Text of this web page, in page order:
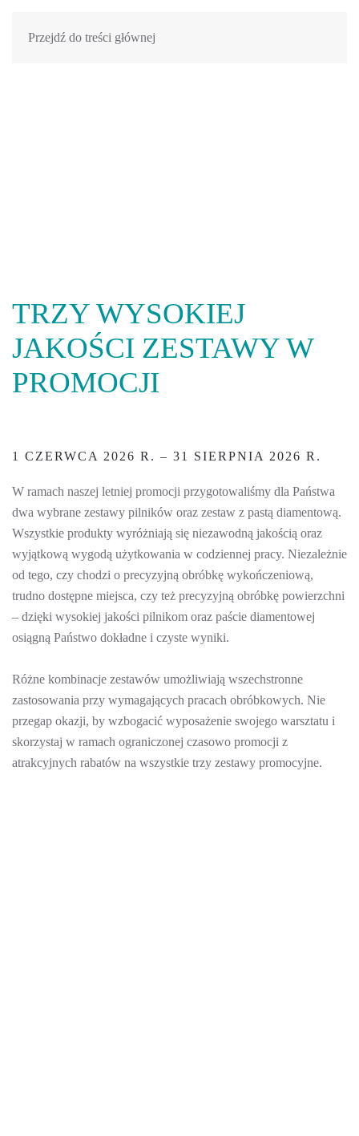
Przejdź do treści głównej
TRZY WYSOKIEJ
JAKOŚCI ZESTAWY W
PROMOCJI
1 CZERWCA 2026 R. – 31 SIERPNIA 2026 R.
W ramach naszej letniej promocji przygotowaliśmy dla Państwa
dwa wybrane zestawy pilników oraz zestaw z pastą diamentową.
Wszystkie produkty wyróżniają się niezawodną jakością oraz
wyjątkową wygodą użytkowania w codziennej pracy. Niezależnie
od tego, czy chodzi o precyzyjną obróbkę wykończeniową,
trudno dostępne miejsca, czy też precyzyjną obróbkę powierzchni
– dzięki wysokiej jakości pilnikom oraz paście diamentowej
osiągną Państwo dokładne i czyste wyniki.
Różne kombinacje zestawów umożliwiają wszechstronne
zastosowania przy wymagających pracach obróbkowych. Nie
przegap okazji, by wzbogacić wyposażenie swojego warsztatu i
skorzystaj w ramach ograniczonej czasowo promocji z
atrakcyjnych rabatów na wszystkie trzy zestawy promocyjne.